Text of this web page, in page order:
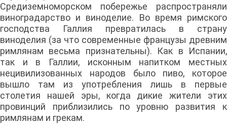
Средиземноморском побережье распространяли
виноградарство и виноделие. Во время римского
господства Галлия превратилась в страну
виноделия (за что современные французы древним
римлянам весьма признательны). Как в Испании,
так и в Галлии, исконным напитком местных
нецивилизованных народов было пиво, которое
вышло там из употребления лишь в первые
столетия нашей эры, когда дикие жители этих
провинций приблизились по уровню развития к
римлянам и грекам.